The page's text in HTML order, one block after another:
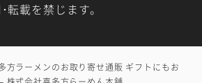
転載を禁じます。
方ラーメンのお取り寄せ通販 ギフトにもお